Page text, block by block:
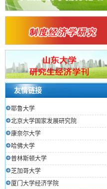
友情链接
耶鲁大学
北京大学国家发展研究院
康奈尔大学
哈佛大学
普林斯顿大学
芝加哥大学
厦门大学经济学院